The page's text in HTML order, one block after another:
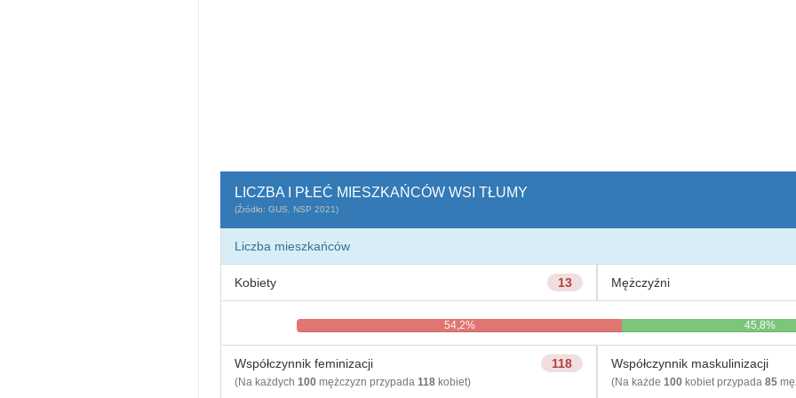
LICZBA I PŁEĆ MIESZKAŃCÓW WSI TŁUMY
(Źródło: GUS, NSP 2021)
Liczba mieszkańców
13
Kobiety Mężczyźni
54,2% 45,8%
118
Współczynnik feminizacji
(Na każdych 100mężczyzn przypada 118kobiet)
Współczynnik maskulinizacji
(Na każde 100kobiet przypada 85